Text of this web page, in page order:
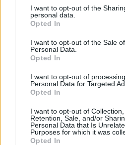
de su consentimiento, pero usted
rechazar tal procesamiento. Sus
cualquier momento entrando de
visitando nuestra política de
I want to opt-out of the
personal data.
Opted In
I want to opt-out of the Sale
Personal Data.
Opted In
I want to opt-out of
Personal Data for Targeted
Opted In
I want to opt-out of Collection,
Retention, Sale, and/or
Personal Data that Is
Purposes for which it was
Opted In